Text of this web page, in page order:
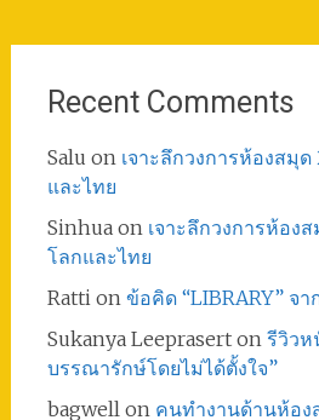
Recent Comments
Salu on เจาะลึกวงการห้องสมุ
และไทย
Sinhuaon เจาะลึกวงการห้อง
โลกและไทย
Ratti on ข้อคิด “LIBRARY” จ
Sukanya Leepraserton รีวิวห
บรรณารักษ์โดยไม่ได้ตั้งใจ”
bagwell on คนทำงานด้านห้อง